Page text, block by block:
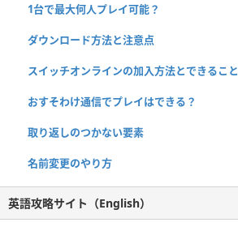
1台で最大何人プレイ可能？
ダウンロード方法と注意点
スイッチオンラインの加入方法とできること
おすそわけ通信でプレイはできる？
取り返しのつかない要素
名前変更のやり方
英語攻略サイト（English）